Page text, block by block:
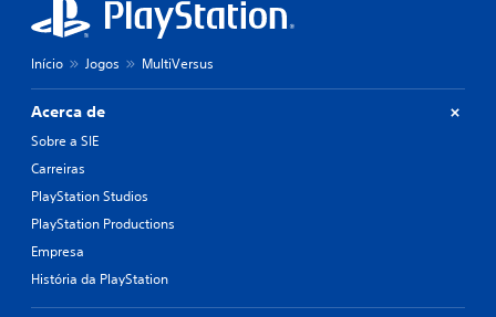
Início Jogos MultiVersus
Acerca de
Sobre a SIE
Carreiras
PlayStation Studios
PlayStation Productions
Empresa
História da PlayStation